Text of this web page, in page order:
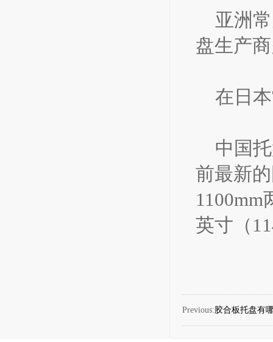
亚洲
盘生产
在日
中国
前最新
英寸（
Previous:胶合板托盘有